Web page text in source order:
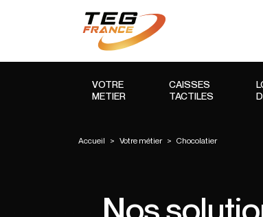
VOTRE
METIER
CAISSES
TACTILES
Accueil > Votre métier > Chocolatier
Nos